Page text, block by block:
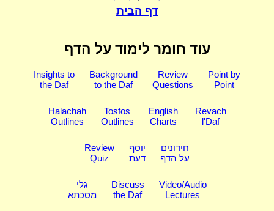
דף הבית
עוד חומר לימוד על הדף
Insights to
the Daf
Background
to the Daf
Review
Questions
Point by
Point
Halachah
Outlines
Tosfos
Outlines
English
Charts
Revach
l'Daf
Review
Quiz
יוסף
דעת
חידונים
על הדף
גלי
מסכתא
Discuss
the Daf
Video/Audio
Lectures